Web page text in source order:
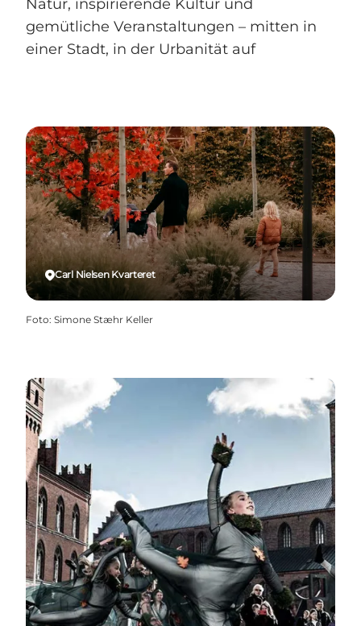
Natur, inspirierende Kultur und
gemütliche Veranstaltungen – mitten in
einer Stadt, in der Urbanität auf
Carl Nielsen Kvarteret
Foto: Simone Stæhr Keller
Herbsturlaub in Odense